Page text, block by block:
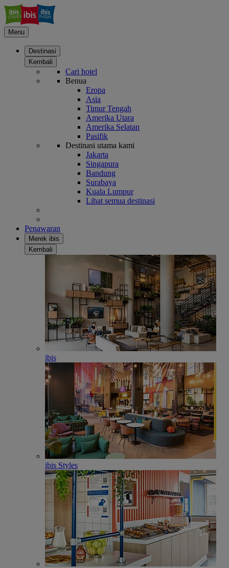
Menu
Destinasi
Kembali
Cari hotel
Benua
Eropa
Asia
Timur Tengah
Amerika Utara
Amerika Selatan
Pasifik
Destinasi utama kami
Jakarta
Singapura
Bandung
Surabaya
Kuala Lumpur
Lihat semua destinasi
Penawaran
Merek ibis
Kembali
ibis
ibis Styles